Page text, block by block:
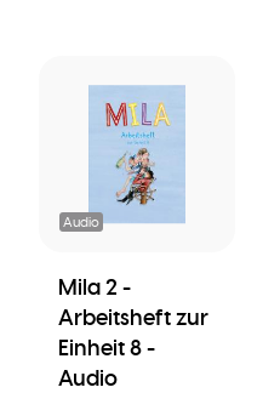
Audio
Mila 2 -
Arbeitsheft zur
Einheit 8 -
Audio